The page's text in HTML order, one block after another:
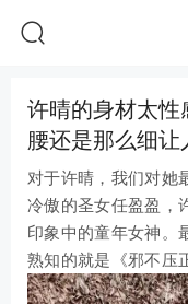
许晴的身材太性
腰还是那么细让
对于许晴，我们对她
冷傲的圣女任盈盈，
印象中的童年女神。
熟知的就是《邪不压
袍，简直不要太惊艳